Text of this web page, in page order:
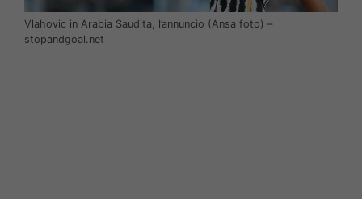
Vlahovic in Arabia Saudita, l’annuncio (Ansa foto) –
stopandgoal.net